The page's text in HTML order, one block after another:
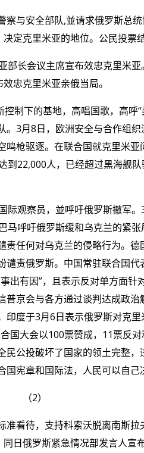
察与安全部队,並请求俄罗斯总
定克里米亚的地位。公民投票结
长会议主席宣布效忠克里米亚。
忠克里米亚亲俄当局。
制下的基地，高唱国歌，高呼“
3月8日，欧洲安全与合作组织
枪驱逐。在联合国就克里米
到22,000人，已经超过黑海舰
观察员，並呼吁俄罗斯撤军。
马呼吁俄罗斯缓和乌克兰的紧
任何对乌克兰的侵略行为。
责俄罗斯。中国常驻联合国
事出有因”，且表示反对单方面针
京会与各方通过谈判达成政
印度于3月6日表示俄罗斯对克
国大会以100票赞成， 11票反对
公投破坏了国家的领土完整
宪章和国际法，人民可以自己
（2）
看待，支持科索沃脱离南斯
日俄罗斯紧急情况部发言人宣